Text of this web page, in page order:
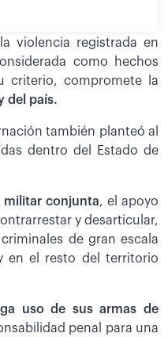
violencia registrada en
como hechos
criterio, compromete la
del país.
también planteó al
dentro del Estado de
militar conjunta, el apoyo
y desarticular,
de gran escala
en el resto del territorio
uso de sus armas de
penal para una